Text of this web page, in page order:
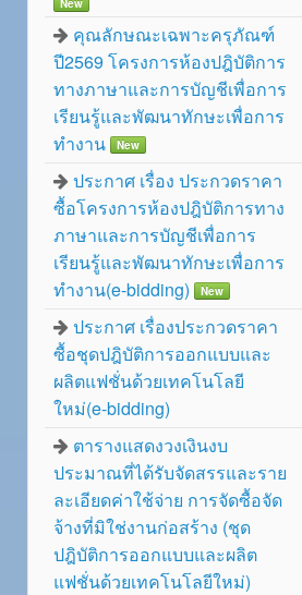
คุณลักษณะเฉพาะครุภัณฑ์
ปี2569 โครงการห้องปฎิบัติการ
ทางภาษาและการบัญชีเพื่อการ
เรียนรู้และพัฒนาทักษะเพื่อการ
ทำงาน
New
ประกาศ เรื่อง ประกวดราคา
ซื้อโครงการห้องปฎิบัติการทาง
ภาษาและการบัญชีเพื่อการ
เรียนรู้และพัฒนาทักษะเพื่อการ
ทำงาน(e-bidding)
New
ประกาศ เรื่องประกวดราคา
ซื้อชุดปฎิบัติการออกแบบและ
ผลิตแฟชั่นด้วยเทคโนโลยี
ใหม่(e-bidding)
ตารางแสดงวงเงินงบ
ประมาณที่ได้รับจัดสรรและราย
ละเอียดค่าใช้จ่าย การจัดซื้อจัด
จ้างที่มิใช่งานก่อสร้าง (ชุด
ปฎิบัติการออกแบบและผลิต
แฟชั่นด้วยเทคโนโลยีใหม่)